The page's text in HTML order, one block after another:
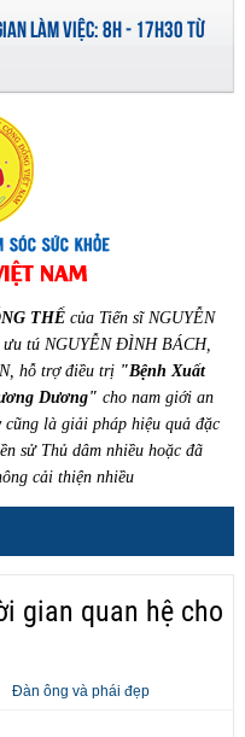
LÀM VIỆC:8H - 17H30 TỪ
THỂcủa Tiến sĩ NGUYỄN
tú NGUYỄN ĐÌNH BÁCH,
hỗ trợ điều trị "Bệnh Xuất
Dương" cho nam giới an
là giải pháp hiệu quả đặc
sử Thủ dâm nhiều hoặc đã
cải thiện nhiều
gian quan hệ cho
Đàn ông và phái đẹp